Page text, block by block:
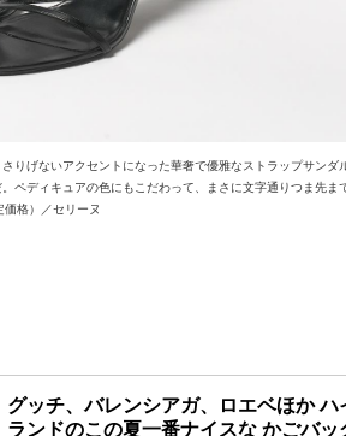
りげないアクセントになった華奢で優雅なストラップサンダ
ペディキュアの色にもこだわって、まさに文字通りつま先ま
格）／セリーヌ
グッチ、バレンシアガ、ロエベほか ハ
ランドのこの夏一番ナイスな かごバッ